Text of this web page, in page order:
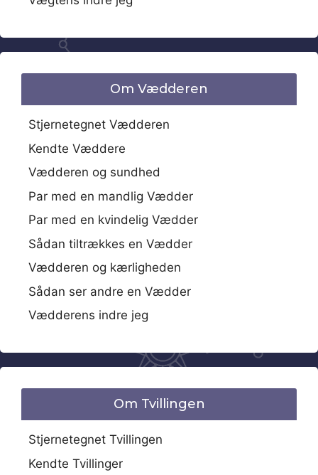
Om Vædderen
Stjernetegnet Vædderen
Kendte Væddere
Vædderen og sundhed
Par med en mandlig Vædder
Par med en kvindelig Vædder
Sådan tiltrækkes en Vædder
Vædderen og kærligheden
Sådan ser andre en Vædder
Vædderens indre jeg
Om Tvillingen
Stjernetegnet Tvillingen
Kendte Tvillinger